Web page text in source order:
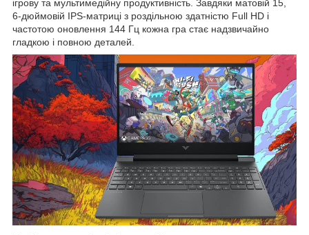
ігрову та мультимедійну продуктивність. Завдяки матовій 15,
6-дюймовій IPS-матриці з роздільною здатністю Full HD і
частотою оновлення 144 Гц кожна гра стає надзвичайно
гладкою і повною деталей.